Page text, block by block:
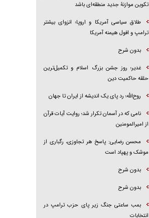
تکوین موازنۀ جدید منطقه‌ای باشد
طلاق سیاسی آمریکا و اروپا؛ انزوای بیشتر
ترامپ و افول هیمنه آمریکا
بدون شرح
غدیر؛ روز جشن بزرگ اسلام و تکمیل‌ترین
حلقه حاکمیت دین
روح‌الله؛ رد پای یک اندیشه از ایران تا جهان
نامی که در آسمان تکرار شد؛ روایت آیات قرآن
از امیرالمومنین
محسن رضایی: پاسخ هر تجاوزی، رگباری از
موشک و پهپاد است
بدون شرح
بدون شرح
بمب ساعتی جنگ زیر پای حزب ترام‍پ در
انتخابات